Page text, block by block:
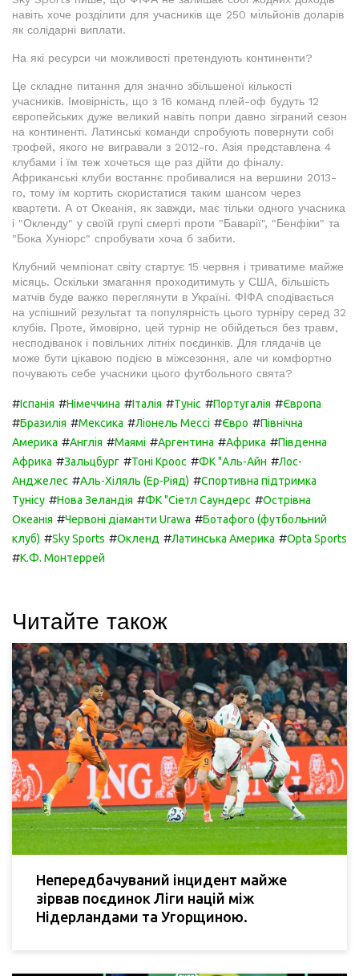
навіть хоче розділити для учасників ще 250 мільйонів доларів
як солідарні виплати.
На які ресурси чи можливості претендують континенти?
Це складне питання для значно збільшеної кількості
учасників. Імовірність, що з 16 команд плей-оф будуть 12
європейських дуже великий навіть попри давно зіграний сезон
на континенті. Латинські команди спробують повернути собі
трофей, якого не вигравали з 2012-го. Азія представлена 4
клубами і їм теж хочеться ще раз дійти до фіналу.
Африканські клуби востаннє пробивалися на вершини 2013-
го, тому їм кортить скористатися таким шансом через
квартети. А от Океанія, як завжди, має тільки одного учасника
і "Окленду" у своїй групі смерті проти "Баварії", "Бенфіки" та
"Бока Хуніорс" спробувати хоча б забити.
Клубний чемпіонат світу стартує 15 червня і триватиме майже
місяць. Оскільки змагання проходитимуть у США, більшість
матчів буде важко переглянути в Україні. ФІФА сподівається
на успішний результат та популярність цього турніру серед 32
клубів. Проте, ймовірно, цей турнір не обійдеться без травм,
несподіванок і повільних літніх поєдинків. Для глядачів це
може бути цікавою подією в міжсезоння, але чи комфортно
почувають себе учасники цього футбольного свята?
#Іспанія #Німеччина #Італія #Туніс #Португалія #Європа
#Бразилія #Мексика #Ліонель Мессі #Євро #Північна
Америка #Англія #Маямі #Аргентина #Африка #Південна
Африка #Зальцбург #Тоні Кроос #ФК "Аль-Айн #Лос-
Анджелес #Аль-Хіляль (Ер-Ріяд) #Спортивна підтримка
Тунісу #Нова Зеландія #ФК "Сіетл Саундерс #Острівна
Океанія #Червоні діаманти Urawa #Ботафого (футбольний
клуб) #Sky Sports #Окленд #Латинська Америка #Opta Sports
#К.Ф. Монтеррей
Читайте також
Непередбачуваний інцидент майже
зірвав поєдинок Ліги націй між
Нідерландами та Угорщиною.